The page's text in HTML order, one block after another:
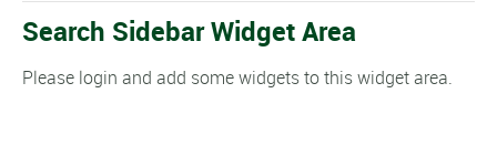
Search Sidebar Widget Area
Please login and add some widgets to this widget area.